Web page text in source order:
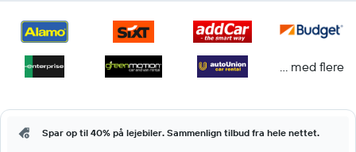
... med flere
Spar op til 40% på lejebiler. Sammenlign tilbud fra hele nettet.